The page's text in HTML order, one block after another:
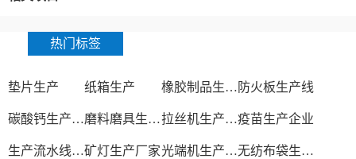
热门标签
垫片生产 纸箱生产 橡胶制品生产厂 防火板生产线
碳酸钙生产设备 磨料磨具生产厂家 拉丝机生产厂家疫苗生产企业
生产流水线设备矿灯生产厂家 光端机生产厂家 无纺布袋生产厂家